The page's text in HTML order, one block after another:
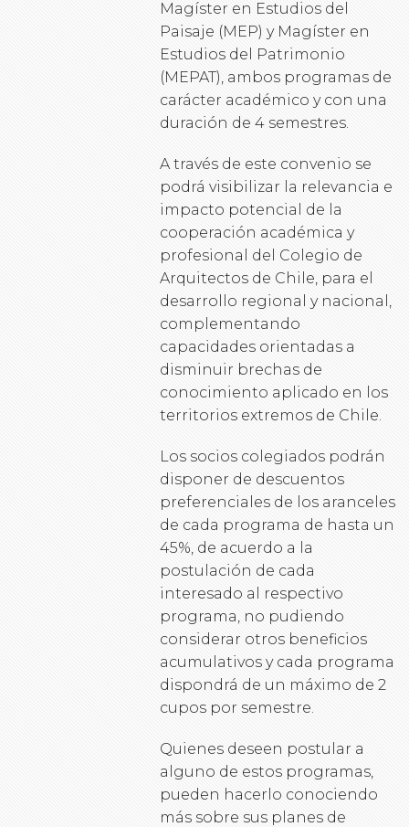
Magíster en Estudios del
Paisaje (MEP) y Magíster en
Estudios del Patrimonio
(MEPAT), ambos programas de
carácter académico y con una
duración de 4 semestres.
A través de este convenio se
podrá visibilizar la relevancia e
impacto potencial de la
cooperación académica y
profesional del Colegio de
Arquitectos de Chile, para el
desarrollo regional y nacional,
complementando
capacidades orientadas a
disminuir brechas de
conocimiento aplicado en los
territorios extremos de Chile.
Los socios colegiados podrán
disponer de descuentos
preferenciales de los aranceles
de cada programa de hasta un
45%, de acuerdo a la
postulación de cada
interesado al respectivo
programa, no pudiendo
considerar otros beneficios
acumulativos y cada programa
dispondrá de un máximo de 2
cupos por semestre.
Quienes deseen postular a
alguno de estos programas,
pueden hacerlo conociendo
más sobre sus planes de